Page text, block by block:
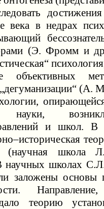
достижения
века в недрах
(Э. Фромм и
объективных
(А.
науки,
и школ.
(научная школа
школах
заложены основы
Направление,
теорию